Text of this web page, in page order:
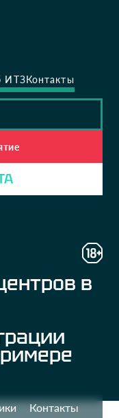
ИТЗКонтакты
в
Контакты